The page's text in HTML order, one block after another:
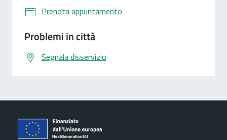
Prenota appuntamento
Problemi in città
Segnala disservizio